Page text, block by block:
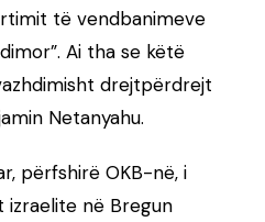
të vendbanimeve
Ai tha se këtë
drejtpërdrejt
Netanyahu.
përfshirë OKB-në, i
izraelite në Bregun